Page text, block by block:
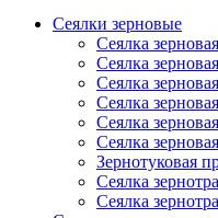
Сеялки зерновые
Сеялка
Сеялка
Сеялка
Сеялка
Сеялка
Сеялка
Зернотуковая
Сеялка
Сеялка